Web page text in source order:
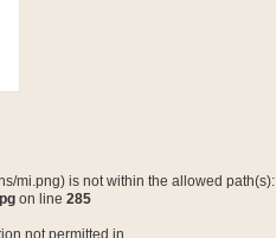
mi.png) is not within the allowed path(s):
on line 285
not permitted in